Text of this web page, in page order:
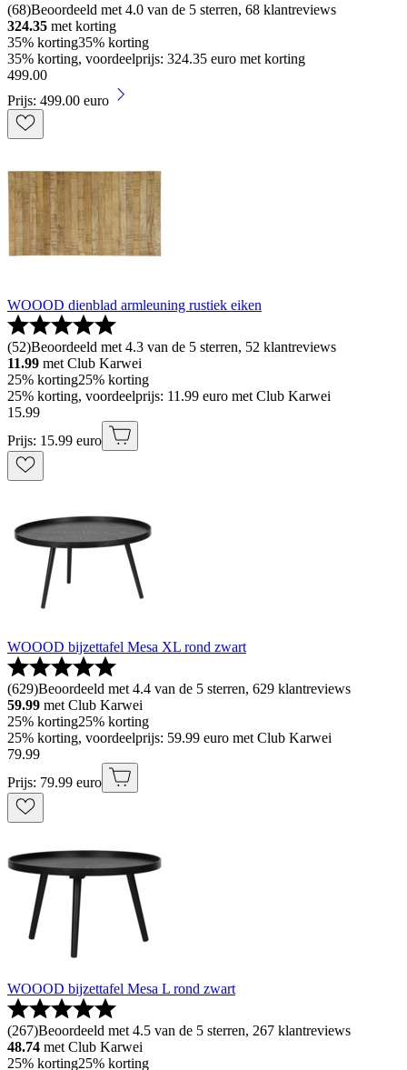
(68)Beoordeeld met 4.0 van de 5 sterren, 68 klantreviews
324.35 met korting
35% korting35% korting
35% korting, voordeelprijs: 324.35 euro met korting
499.00
Prijs: 499.00 euro
WOOOD dienblad armleuning rustiek eiken
(52)Beoordeeld met 4.3 van de 5 sterren, 52 klantreviews
11.99 met Club Karwei
25% korting25% korting
25% korting, voordeelprijs: 11.99 euro met Club Karwei
15.99
Prijs: 15.99 euro
WOOOD bijzettafel Mesa XL rond zwart
(629)Beoordeeld met 4.4 van de 5 sterren, 629 klantreviews
59.99 met Club Karwei
25% korting25% korting
25% korting, voordeelprijs: 59.99 euro met Club Karwei
79.99
Prijs: 79.99 euro
WOOOD bijzettafel Mesa L rond zwart
(267)Beoordeeld met 4.5 van de 5 sterren, 267 klantreviews
48.74 met Club Karwei
25% korting25% korting